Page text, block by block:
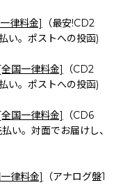
律料金]
（最安!CD2
い。ポストへの投函)
国一律料金]
（CD2
い。ポストへの投函)
国一律料金]
（CD6
い。対面でお届けし、
律料金]
（アナログ盤1